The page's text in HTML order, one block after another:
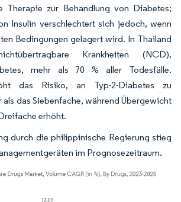
Therapie zur Behandlung von Diabetes;
Insulin verschlechtert sich jedoch, wenn
Bedingungen gelagert wird. In Thailand
Krankheiten (NCD),
mehr als 70 % aller Todesfälle.
das Risiko, an Typ-2-Diabetes zu
als das Siebenfache, während Übergewicht
erhöht.
durch die philippinische Regierung stieg
im Prognosezeitraum.